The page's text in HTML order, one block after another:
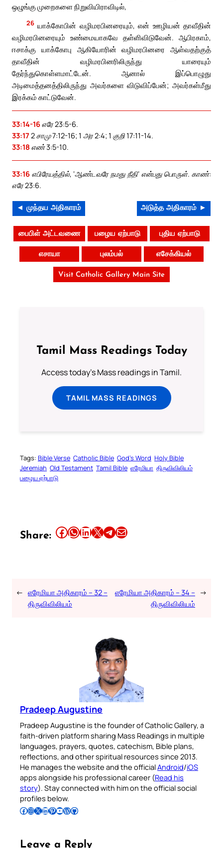
ஒழுங்கு முறைகளை நிறுவியிராவிடில்,
26 யாக்கோபின் வழிமரபினரையும், என் ஊழியன் தாவீதின்
வழிமரபினரையும் உண்மையாகவே தள்ளிவிடுவேன். ஆபிரகாம்,
ஈசாக்கு யாக்கோபு ஆகியோரின் வழிமரபினரை ஆள்வதற்குத்
தாவீதின் வழிமரபினரிலிருந்து யாரையும்
தேர்ந்துகொள்ளமாட்டேன். ஆனால் இப்பொழுது
அடிமைத்தனத்திலிருந்து அவர்களை விடுவிப்பேன்; அவர்கள்மீது
இரக்கம் காட்டுவேன்.
33:14-16எரே 23:5-6.
33:17 2 சாமு 7:12-16; 1 அர 2:4; 1 குறி 17:11-14.
33:18 எண் 3:5-10.
33:16 எபிரேயத்தில், ‘ஆண்டவரே நமது நீதி’ என்பது பொருள். காண்:
எரே 23:6.
◄ முந்தய அதிகாரம் அடுத்த அதிகாரம் ►
பைபிள் அட்டவணை பழைய ஏற்பாடு புதிய ஏற்பாடு
எசாயா புலம்பல் எசேக்கியல்
Visit Catholic Gallery Main Site
Tamil Mass Readings Today
Access today's Mass readings in Tamil.
TAMIL MASS READINGS
Tags: Bible Verse Catholic Bible God’s Word Holy Bible
Jeremiah Old Testament Tamil Bible எரேமியா திருவிவிலியம்
பழைய ஏற்பாடு
Share: Share this article on Facebook Share this article on WhatsApp Share this article on LinkedIn Share this article on X Share this article on TelegramEmail this Article
← எரேமியா அதிகாரம் – 32 –
திருவிவிலியம்
எரேமியா அதிகாரம் – 34 –
திருவிவிலியம்
→
Pradeep Augustine
Pradeep Augustine is the founder of Catholic Gallery, a
faith-driven platform sharing Mass Readings in multiple
languages, prayers, quotes, catechism, Bible plans,
reflections, and other spiritual resources since 2013.
He manages the website and the officialAndroid/iOS
apps alongside his professional career (Read his
story). Stay connected with him on the official social
profiles below.
Follow Pradeep on Facebook Follow Pradeep on InstagramFollow Pradeep on X Follow Pradeep on LinkedIn Follow Pradeep on Pinterest Subscribe to Pradeep’s Youtube Channel Follow Pradeep on WordPress Follow Pradeep on GitHub
Leave a Reply